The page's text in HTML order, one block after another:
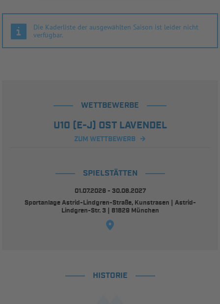
Die Kaderliste der ausgewählten Saison ist leider nicht
verfügbar.
WETTBEWERBE
U10 (E-J) OST LAVENDEL
ZUM WETTBEWERB
SPIELSTÄTTEN
01.07.2026 - 30.06.2027
Sportanlage Astrid-Lindgren-Straße, Kunstrasen | Astrid-
Lindgren-Str. 3 | 81829 München
HISTORIE